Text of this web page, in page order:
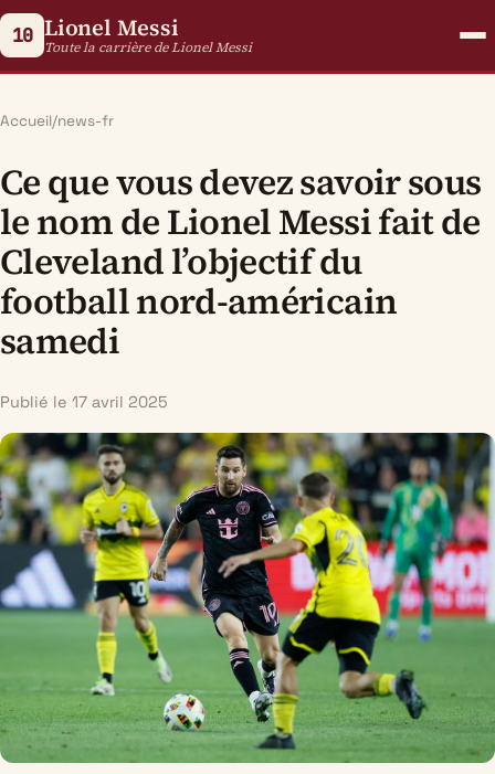
10 Lionel Messi
Toute la carrière de Lionel Messi
Accueil/news-fr
Ce que vous devez savoir sous
le nom de Lionel Messi fait de
Cleveland l’objectif du
football nord-américain
samedi
Publié le 17 avril 2025